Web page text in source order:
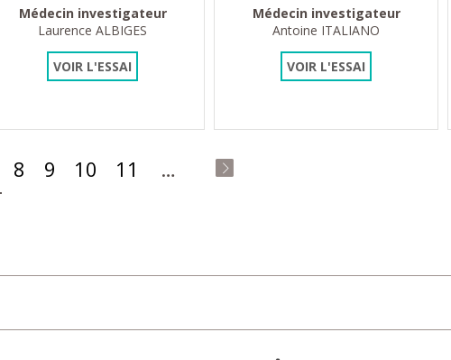
Médecin investigateur
Laurence ALBIGES
VOIR L'ESSAI
Médecin investigateur
Antoine ITALIANO
VOIR L'ESSAI
8 9 10 11 …